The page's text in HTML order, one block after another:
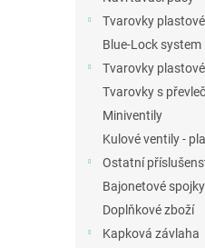
Tvarovky
Blue-Lock system
Tvarovky
Tvarovky s
Miniventily
Kulové ventily -
Ostatní
Bajonetové spojky
Doplňkové zboží
Kapková závlaha